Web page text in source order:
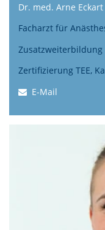
Dr. med. Arne
Facharzt für
Zertifizierung TEE,
E-Mail